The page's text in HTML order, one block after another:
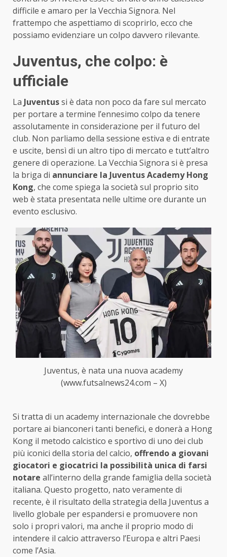
difficile e amaro per la Vecchia Signora. Nel
frattempo che aspettiamo di scoprirlo, ecco che
possiamo evidenziare un colpo davvero rilevante.
Juventus, che colpo: è
ufficiale
La Juventussi è data non poco da fare sul mercato
per portare a termine l’ennesimo colpo da tenere
assolutamente in considerazione per il futuro del
club. Non parliamo della sessione estiva e di entrate
e uscite, bensì di un altro tipo di mercato e tutt’altro
genere di operazione. La Vecchia Signora si è presa
la briga di annunciare la Juventus Academy Hong
Kong, che come spiega la società sul proprio sito
web è stata presentata nelle ultime ore durante un
evento esclusivo.
Juventus, è nata una nuova academy
(www.futsalnews24.com – X)
Si tratta di un academy internazionale che dovrebbe
portare ai bianconeri tanti benefici, e donerà a Hong
Kong il metodo calcistico e sportivo di uno dei club
più iconici della storia del calcio, offrendo a giovani
giocatori e giocatrici la possibilità unica di farsi
notare all’interno della grande famiglia della società
italiana. Questo progetto, nato veramente di
recente, è il risultato della strategia della Juventus a
livello globale per espandersi e promuovere non
solo i propri valori, ma anche il proprio modo di
intendere il calcio attraverso l’Europa e altri Paesi
come l’Asia.